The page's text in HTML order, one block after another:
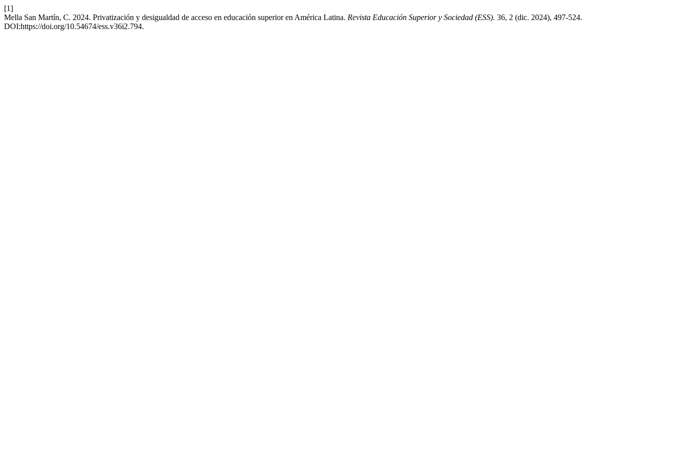
[1]
Mella San Martín, C. 2024. Privatización y desigualdad de acceso en educación superior en América Latina. Revista Educación Superior y Sociedad (ESS). 36, 2 (dic. 2024), 497-524.
DOI:https://doi.org/10.54674/ess.v36i2.794.